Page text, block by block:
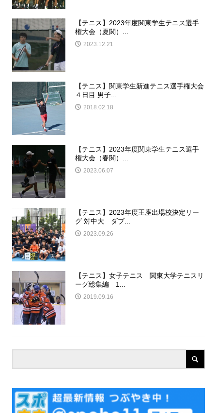
【テニス】2023年度関東学生テニス選手
権大会（夏関）...
2023.12.21
【テニス】関東学生新進テニス選手権大会
４日目 男子...
2018.02.18
【テニス】2023年度関東学生テニス選手
権大会（春関）...
2023.06.07
【テニス】2023年度王座出場校決定リー
グ 対中大 ダブ...
2023.09.26
【テニス】女子テニス 関東大学テニスリ
ーグ総集編 1...
2019.09.16